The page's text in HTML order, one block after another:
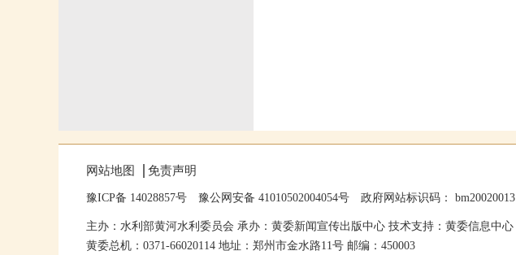
网站地图 免责声明
豫ICP备 14028857号 豫公网安备 41010502004054号 政府网站标识码： bm20020013
主办：水利部黄河水利委员会 承办：黄委新闻宣传出版中心 技术支持：黄委信息中心
黄委总机：0371-66020114 地址：郑州市金水路11号 邮编：450003